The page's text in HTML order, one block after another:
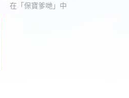
在「保寶爹哋」中